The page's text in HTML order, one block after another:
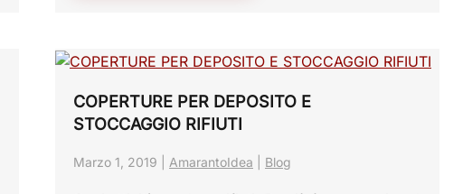
COPERTURE PER DEPOSITO E
STOCCAGGIO RIFIUTI
Marzo 1, 2019 AmarantoIdea Blog